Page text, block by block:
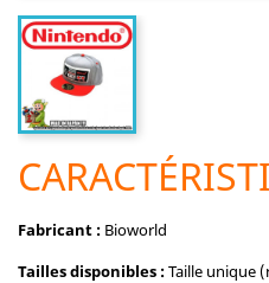
Fabricant : Bioworld
Tailles disponibles :Taille unique